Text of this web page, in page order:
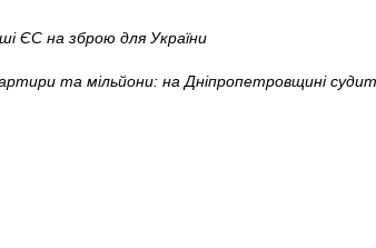
ЄС на зброю для України
та мільйони: на Дніпропетровщині